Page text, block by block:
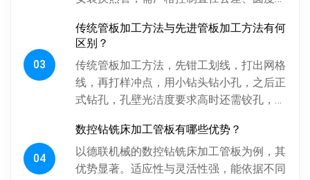
影响换热管安装与设备性能。板...
03
传统管板加工方法与先进管板加工方法有何
区别？
传统管板加工方法，先钳工划线，打出网格
线，再打样冲点，用小钻头钻小孔，之后正
式钻孔，孔壁光洁度要求高时还需铰孔，最
摇臂定位，劳动强度大、效率低...
04
数控钻铣床加工管板有哪些优势？
以德联机械的数控钻铣床加工管板为例，其
优势显著。适应性与灵活性强，能依据不同